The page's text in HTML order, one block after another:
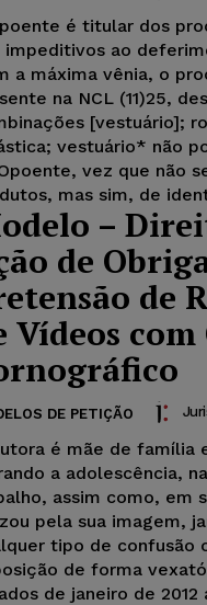
é titular dos
impeditivos ao
a máxima vênia, o
na NCL (11)25,
[vestuário];
vestuário* não
vez que não
mas sim, de
–
de
de
Vídeos
DE PETIÇÃO
é mãe de família
a adolescência,
assim como, em
pela sua imagem,
tipo de confusão
de forma
de janeiro de